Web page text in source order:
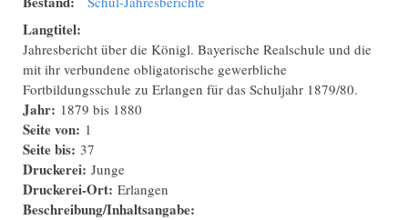
Langtitel:
Jahresbericht über die Königl. Bayerische Realschule und die
mit ihr verbundene obligatorische gewerbliche
Fortbildungsschule zu Erlangen für das Schuljahr 1879/80.
Jahr: 1879 bis 1880
Seite von: 1
Seite bis: 37
Druckerei: Junge
Druckerei-Ort: Erlangen
Beschreibung/Inhaltsangabe: